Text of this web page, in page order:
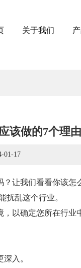
关于我们
该做的7个理由
01-17
让我们看看你该怎
扰乱这个行业。
以确定您所在行
入。